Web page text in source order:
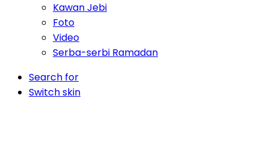
Kawan Jebi
Foto
Video
Serba-serbi Ramadan
Search for
Switch skin